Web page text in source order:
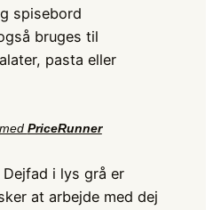
spisebord
bruges til
pasta eller
PriceRunner
i lys grå er
at arbejde med dej